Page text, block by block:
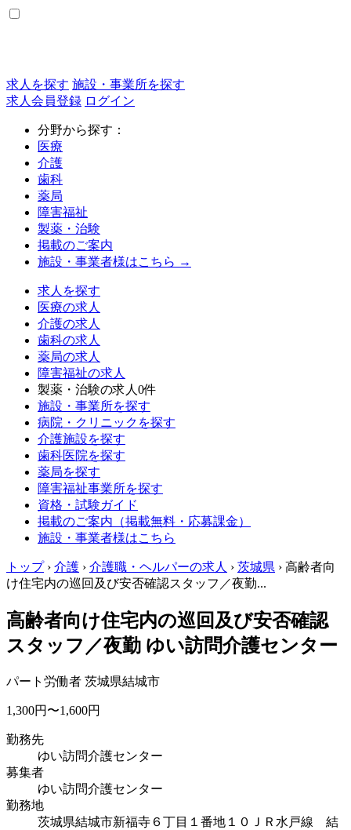
求人を探す 施設・事業所を探す
求人会員登録 ログイン
分野から探す：
医療
介護
歯科
薬局
障害福祉
製薬・治験
掲載のご案内
施設・事業者様はこちら →
求人を探す
医療の求人
介護の求人
歯科の求人
薬局の求人
障害福祉の求人
製薬・治験の求人 0件
施設・事業所を探す
病院・クリニックを探す
介護施設を探す
歯科医院を探す
薬局を探す
障害福祉事業所を探す
資格・試験ガイド
掲載のご案内（掲載無料・応募課金）
施設・事業者様はこちら
トップ › 介護 › 介護職・ヘルパーの求人 › 茨城県 › 高齢者向
け住宅内の巡回及び安否確認スタッフ／夜勤...
高齢者向け住宅内の巡回及び安否確認
スタッフ／夜勤 ゆい訪問介護センター
パート労働者 茨城県結城市
1,300円〜1,600円
勤務先
ゆい訪問介護センター
募集者
ゆい訪問介護センター
勤務地
茨城県結城市新福寺６丁目１番地１０
ＪＲ水戸線 結